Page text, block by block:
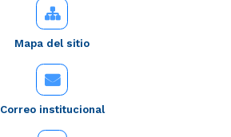
Mapa del sitio
Correo institucional